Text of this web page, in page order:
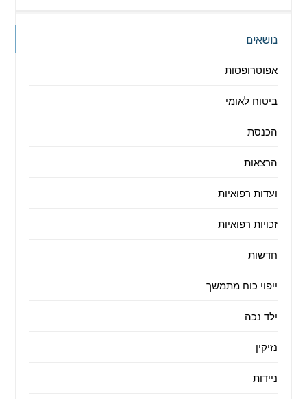
נושאים
אפוטרופסות
ביטוח לאומי
הכנסת
הרצאות
ועדות רפואיות
זכויות רפואיות
חדשות
ייפוי כוח מתמשך
ילד נכה
נזיקין
ניידות